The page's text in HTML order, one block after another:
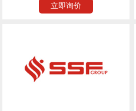
立即询价